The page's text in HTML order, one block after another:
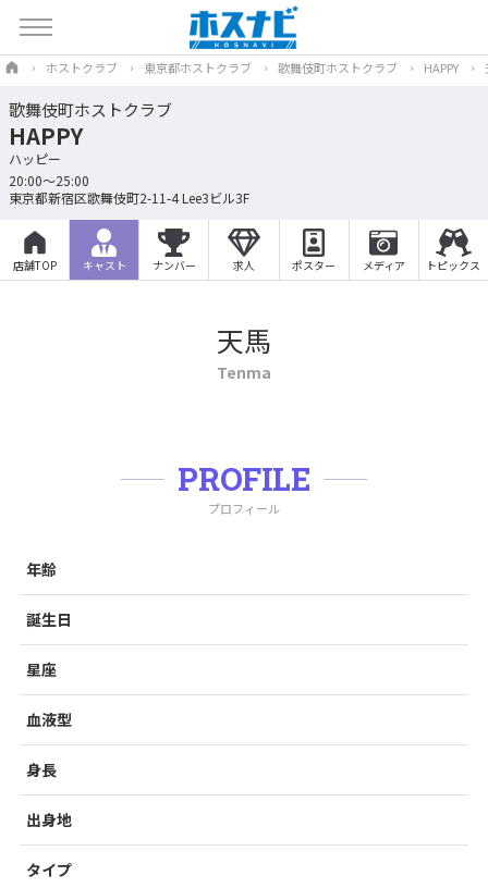
ホストクラブ 東京都ホストクラブ 歌舞伎町ホストクラブ HAPPY
歌舞伎町ホストクラブ
HAPPY
ハッピー
20:00～25:00
東京都新宿区歌舞伎町2-11-4 Lee3ビル3F
店舗TOP キャスト ナンバー 求人 ポスター メディア トピックス
天馬
Tenma
PROFILE
プロフィール
年齢
誕生日
星座
血液型
身長
出身地
タイプ